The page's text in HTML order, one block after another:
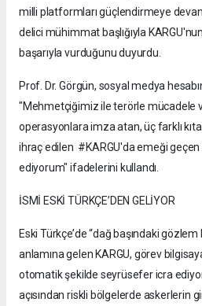
milli platformları güçlendirmeye
delici mühimmat başlığıyla
başarıyla vurduğunu duyurdu.
Prof. Dr. Görgün, sosyal medya
"Mehmetçiğimiz ile terörle mücadele
operasyonlara imza atan, üç farklı
ihraç edilen #KARGU'da emeği
ediyorum" ifadelerini kullandı.
İSMİ ESKİ TÜRKÇE’DEN GELİYOR
Eski Türkçe’de “dağ başındaki gözlem
anlamına gelen KARGU, görev
otomatik şekilde seyrüsefer icra
açısından riskli bölgelerde askerlerin